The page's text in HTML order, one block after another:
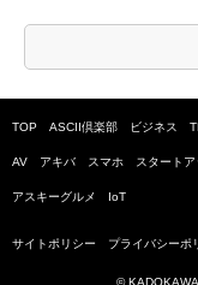
TOP ASCII倶楽部 ビジネス
AV アキバ スマホ スタートア
アスキーグルメ IoT
サイトポリシー プライバシーポ
©